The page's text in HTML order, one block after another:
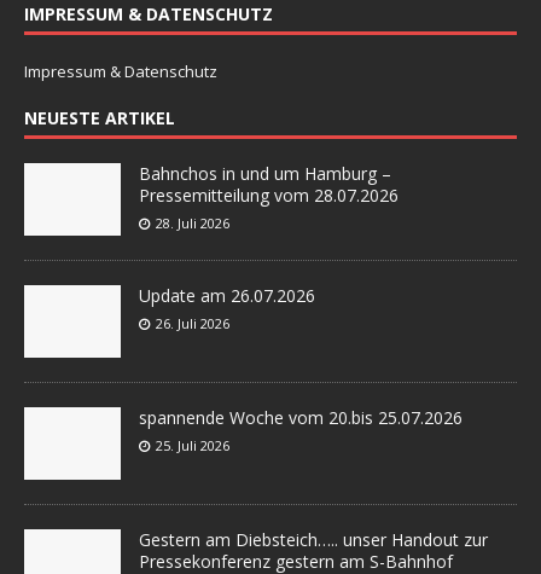
IMPRESSUM & DATENSCHUTZ
Impressum & Datenschutz
NEUESTE ARTIKEL
Bahnchos in und um Hamburg –
Pressemitteilung vom 28.07.2026
28. Juli 2026
Update am 26.07.2026
26. Juli 2026
spannende Woche vom 20.bis 25.07.2026
25. Juli 2026
Gestern am Diebsteich….. unser Handout zur
Pressekonferenz gestern am S-Bahnhof